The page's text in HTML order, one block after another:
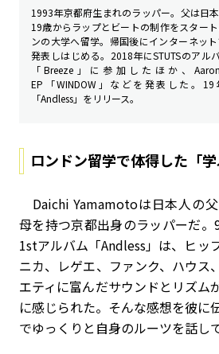
1993年京都府生まれのラッパー。父は日
19歳からラップとビートの制作をスター
ンの大学へ留学。帰国後にインターネッ
発表しはじめる。2018年にSTUTSのアル
「Breeze」に参加したほか、
EP「WINDOW」などを発表した。
「Andless」をリリース。
ロンドン留学で体得した「
Daichi Yamamotoは日本人の
母を持つ京都出身のラッパーだ
1stアルバム「Andless」は、ヒッ
ニカ、レゲエ、ファンク、ハウス
エティに富んだサウンドとリズム
に感じられた。そんな感想を彼に
でゆっくりと自身のルーツを話し